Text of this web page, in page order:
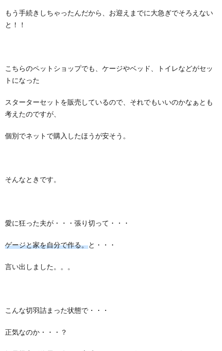
もう手続きしちゃったんだから、お迎えまでに大急ぎでそろえない
と！！
こちらのペットショップでも、ケージやベッド、トイレなどがセッ
トになった
スターターセットを販売しているので、それでもいいのかなぁとも
考えたのですが、
個別でネットで購入したほうが安そう。
そんなときです。
愛に狂った夫が・・・張り切って・・・
ゲージと家を自分で作る。と・・・
言い出しました。。。
こんな切羽詰まった状態で・・・
正気なのか・・・？